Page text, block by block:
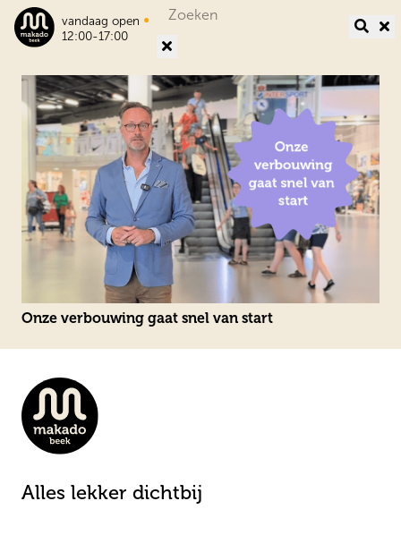
vandaag open •
12:00-17:00
Onze verbouwing gaat snel van start
Alles lekker dichtbij